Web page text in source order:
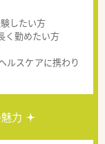
したい方
く勤めたい方
ルスケアに携わり
力